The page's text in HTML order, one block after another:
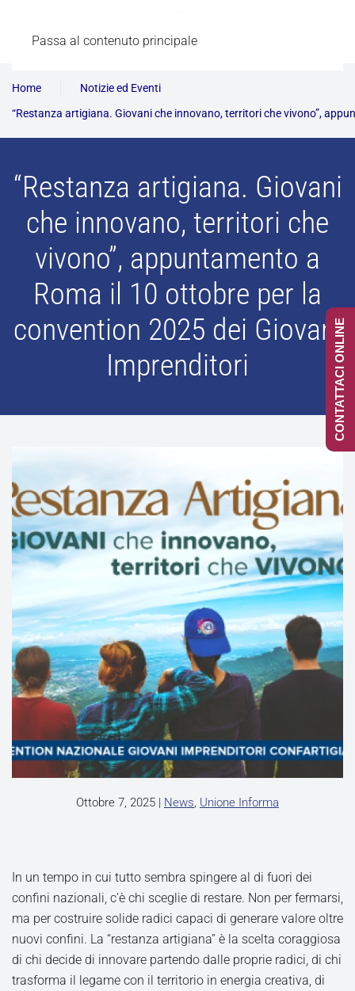
Passa al contenuto principale
Home
Notizie ed Eventi
“Restanza artigiana. Giovani che innovano, territori che vivono”,
“Restanza artigiana. Giovani
che innovano, territori che
vivono”, appuntamento a
Roma il 10 ottobre per la
convention 2025 dei Giovani
Imprenditori
Ottobre 7, 2025 | News, Unione Informa
In un tempo in cui tutto sembra spingere al di fuori dei
confini nazionali, c’è chi sceglie di restare. Non per fermarsi,
ma per costruire solide radici capaci di generare valore oltre
nuovi confini. La “restanza artigiana” è la scelta coraggiosa
di chi decide di innovare partendo dalle proprie radici, di chi
trasforma il legame con il territorio in energia creativa, di
CONTATTACI ONLINE